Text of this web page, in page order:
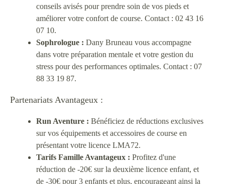
conseils avisés pour prendre soin de vos pieds et
améliorer votre confort de course. Contact : 02 43 16
07 10.
Sophrologue : Dany Bruneau vous accompagne
dans votre préparation mentale et votre gestion du
stress pour des performances optimales. Contact : 07
88 33 19 87.
Partenariats Avantageux :
Run Aventure : Bénéficiez de réductions exclusives
sur vos équipements et accessoires de course en
présentant votre licence LMA72.
Tarifs Famille Avantageux : Profitez d'une
réduction de -20€ sur la deuxième licence enfant, et
de -30€ pour 3 enfants et plus, encourageant ainsi la